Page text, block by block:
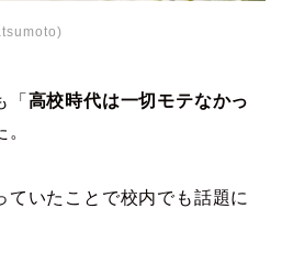
高校時代は一切モテなかっ
ていたことで校内でも話題に